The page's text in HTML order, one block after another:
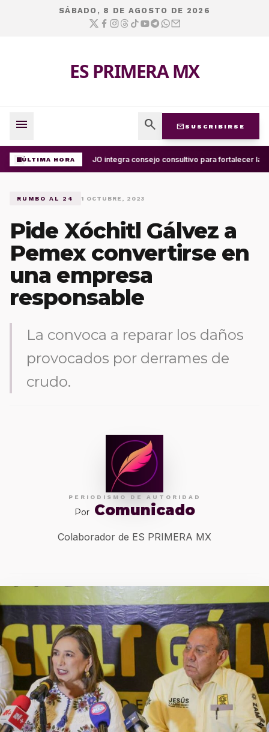
SÁBADO, 8 DE AGOSTO DE 2026
ES PRIMERA MX
menu search mail SUSCRIBIRSE
ÚLTIMA HORA UABJO integra consejo consultivo para fortalecer la
RUMBO AL 24 1 OCTUBRE, 2023
Pide Xóchitl Gálvez a
Pemex convertirse en
una empresa
responsable
La convoca a reparar los daños
provocados por derrames de
crudo.
PERIODISMO DE AUTORIDAD
Por Comunicado
Colaborador de ES PRIMERA MX